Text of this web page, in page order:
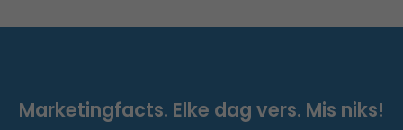
Marketingfacts. Elke dag vers. Mis niks!